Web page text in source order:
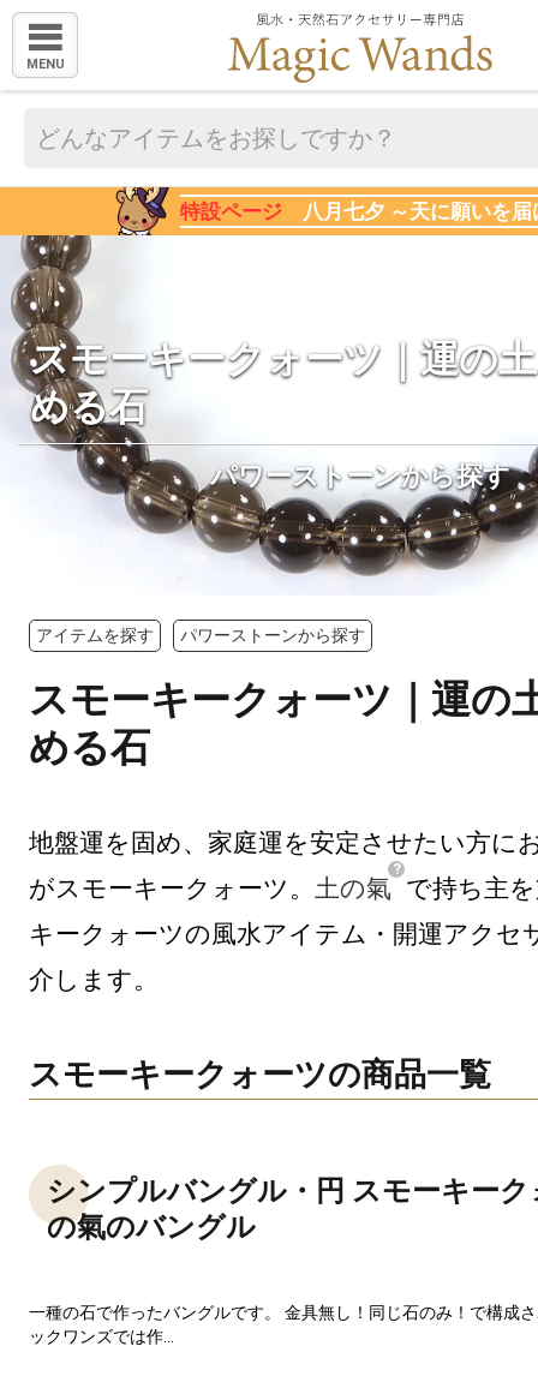
MENU
特設ページ 八月七夕 ～天に願いを届
スモーキークォーツ｜運の
める石
パワーストーンから探す
アイテムを探す パワーストーンから探す
スモーキークォーツ｜運の
める石
地盤運を固め、家庭運を安定させたい方に
がスモーキークォーツ。 土の氣 で持ち主
キークォーツの風水アイテム・開運アクセ
介します。
スモーキークォーツの商品一覧
シンプルバングル・円 スモーキー
の氣のバングル
一種の石で作ったバングルです。 金具無し！同じ石のみ！で構成
ックワンズでは作...